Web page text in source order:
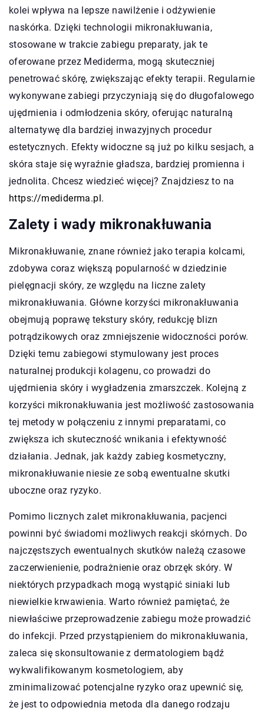
kolei wpływa na lepsze nawilżenie i odżywienie
naskórka. Dzięki technologii mikronakłuwania,
stosowane w trakcie zabiegu preparaty, jak te
oferowane przez Mediderma, mogą skuteczniej
penetrować skórę, zwiększając efekty terapii. Regularnie
wykonywane zabiegi przyczyniają się do długofalowego
ujędrnienia i odmłodzenia skóry, oferując naturalną
alternatywę dla bardziej inwazyjnych procedur
estetycznych. Efekty widoczne są już po kilku sesjach, a
skóra staje się wyraźnie gładsza, bardziej promienna i
jednolita. Chcesz wiedzieć więcej? Znajdziesz to na
https://mediderma.pl.
Zalety i wady mikronakłuwania
Mikronakłuwanie, znane również jako terapia kolcami,
zdobywa coraz większą popularność w dziedzinie
pielęgnacji skóry, ze względu na liczne zalety
mikronakłuwania. Główne korzyści mikronakłuwania
obejmują poprawę tekstury skóry, redukcję blizn
potrądzikowych oraz zmniejszenie widoczności porów.
Dzięki temu zabiegowi stymulowany jest proces
naturalnej produkcji kolagenu, co prowadzi do
ujędrnienia skóry i wygładzenia zmarszczek. Kolejną z
korzyści mikronakłuwania jest możliwość zastosowania
tej metody w połączeniu z innymi preparatami, co
zwiększa ich skuteczność wnikania i efektywność
działania. Jednak, jak każdy zabieg kosmetyczny,
mikronakłuwanie niesie ze sobą ewentualne skutki
uboczne oraz ryzyko.
Pomimo licznych zalet mikronakłuwania, pacjenci
powinni być świadomi możliwych reakcji skórnych. Do
najczęstszych ewentualnych skutków należą czasowe
zaczerwienienie, podrażnienie oraz obrzęk skóry. W
niektórych przypadkach mogą wystąpić siniaki lub
niewielkie krwawienia. Warto również pamiętać, że
niewłaściwe przeprowadzenie zabiegu może prowadzić
do infekcji. Przed przystąpieniem do mikronakłuwania,
zaleca się skonsultowanie z dermatologiem bądź
wykwalifikowanym kosmetologiem, aby
zminimalizować potencjalne ryzyko oraz upewnić się,
że jest to odpowiednia metoda dla danego rodzaju